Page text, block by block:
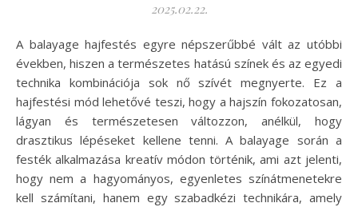
2025.02.22.
A balayage hajfestés egyre népszerűbbé vált az utóbbi
években, hiszen a természetes hatású színek és az egyedi
technika kombinációja sok nő szívét megnyerte. Ez a
hajfestési mód lehetővé teszi, hogy a hajszín fokozatosan,
lágyan és természetesen változzon, anélkül, hogy
drasztikus lépéseket kellene tenni. A balayage során a
festék alkalmazása kreatív módon történik, ami azt jelenti,
hogy nem a hagyományos, egyenletes színátmenetekre
kell számítani, hanem egy szabadkézi technikára, amely